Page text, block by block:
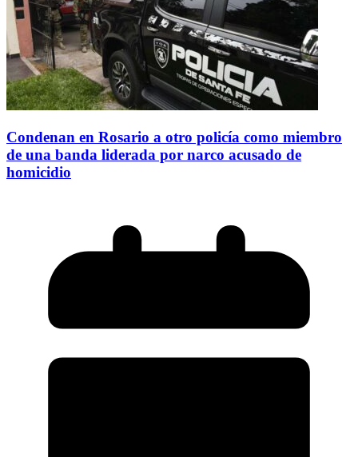
Condenan en Rosario a otro policía como miembro
de una banda liderada por narco acusado de
homicidio